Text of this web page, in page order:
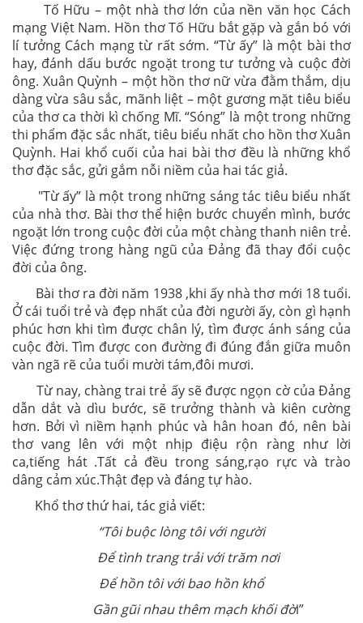
Tố Hữu – một nhà thơ lớn của nền văn học Cách
mạng Việt Nam. Hồn thơ Tố Hữu bắt gặp và gắn bó với
lí tưởng Cách mạng từ rất sớm. “Từ ấy” là một bài thơ
hay, đánh dấu bước ngoặt trong tư tưởng và cuộc đời
ông. Xuân Quỳnh – một hồn thơ nữ vừa đằm thắm, dịu
dàng vừa sâu sắc, mãnh liệt – một gương mặt tiêu biểu
của thơ ca thời kì chống Mĩ. “Sóng” là một trong những
thi phẩm đặc sắc nhất, tiêu biểu nhất cho hồn thơ Xuân
Quỳnh. Hai khổ cuối của hai bài thơ đều là những khổ
thơ đặc sắc, gửi gắm nỗi niềm của hai tác giả.
"Từ ấy” là một trong những sáng tác tiêu biểu nhất
của nhà thơ. Bài thơ thể hiện bước chuyển mình, bước
ngoặt lớn trong cuộc đời của một chàng thanh niên trẻ.
Việc đứng trong hàng ngũ của Đảng đã thay đổi cuộc
đời của ông.
Bài thơ ra đời năm 1938 ,khi ấy nhà thơ mới 18 tuổi.
Ở cái tuổi trẻ và đẹp nhất của đời người ấy, còn gì hạnh
phúc hơn khi tìm được chân lý, tìm được ánh sáng của
cuộc đời. Tìm được con đường đi đúng đắn giữa muôn
vàn ngã rẽ của tuổi mười tám,đôi mươi.
Từ nay, chàng trai trẻ ấy sẽ được ngọn cờ của Đảng
dẫn dắt và dìu bước, sẽ trưởng thành và kiên cường
hơn. Bởi vì niềm hạnh phúc và hân hoan đó, nên bài
thơ vang lên với một nhịp điệu rộn ràng như lời
ca,tiếng hát .Tất cả đều trong sáng,rạo rực và trào
dâng cảm xúc.Thật đẹp và đáng tự hào.
Khổ thơ thứ hai, tác giả viết:
“Tôi buộc lòng tôi với người
Để tình trang trải với trăm nơi
Để hồn tôi với bao hồn khổ
Gần gũi nhau thêm mạch khối đời”